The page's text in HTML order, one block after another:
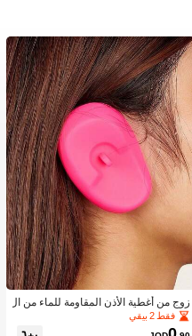
زوج من أغطية الأذن المقاومة للماء من ال
سيليكون لصبغ الشعر، أداة تصفيف الشع
ر في صالون الحلاقة
فقط 2 بيقي